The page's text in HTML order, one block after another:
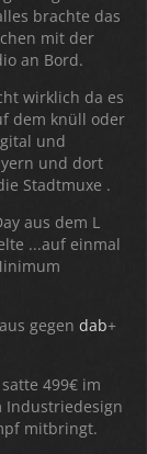
brachte das
mit der
an Bord.
wirklich da es
dem knüll oder
und
und dort
Stadtmuxe .
aus dem L
...auf einmal
gegen dab+
499€ im
Industriedesign
mitbringt.